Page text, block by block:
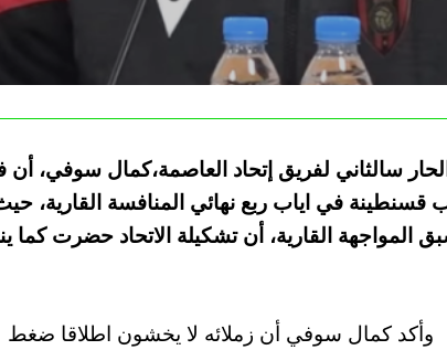
سالثاني لفريق إتحاد العاصمة،كمال سوفي، أن
قسنطينة في اياب ربع نهائي المنافسة القارية،
المواجهة القارية، أن تشكيلة الاتحاد حضرت كما
وأكد كمال سوفي أن زملائه لا يخشون اطلاقا ضغط